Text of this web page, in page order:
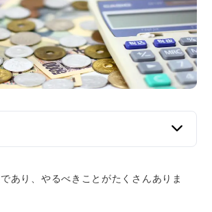
の取得費用
あり、やるべきことがたくさんありま